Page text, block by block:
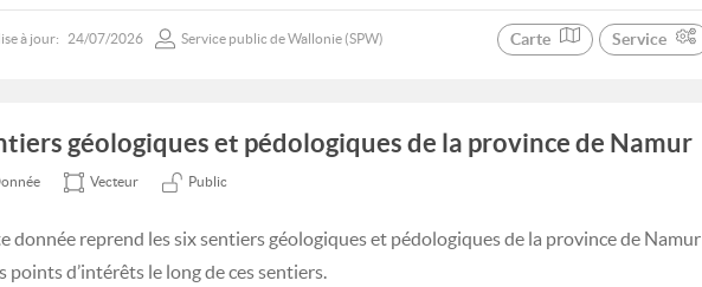
à jour: 24/07/2026 Service public de Wallonie (SPW) Carte Service
géologiques et pédologiques de la province de Namur
Vecteur Public
donnée reprend les six sentiers géologiques et pédologiques de la province de Namur
points d’intérêts le long de ces sentiers.